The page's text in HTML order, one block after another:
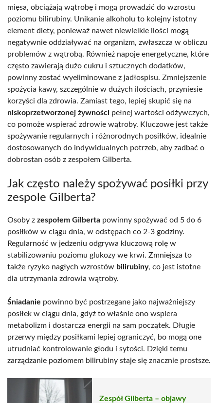
mięsa, obciążają wątrobę i mogą prowadzić do wzrostu
poziomu bilirubiny. Unikanie alkoholu to kolejny istotny
element diety, ponieważ nawet niewielkie ilości mogą
negatywnie oddziaływać na organizm, zwłaszcza w obliczu
problemów z wątrobą. Również napoje energetyczne, które
często zawierają dużo cukru i sztucznych dodatków,
powinny zostać wyeliminowane z jadłospisu. Zmniejszenie
spożycia kawy, szczególnie w dużych ilościach, przyniesie
korzyści dla zdrowia. Zamiast tego, lepiej skupić się na
niskoprzetworzonej żywności pełnej wartości odżywczych,
co pomoże wspierać zdrowie wątroby. Kluczowe jest także
spożywanie regularnych i różnorodnych posiłków, idealnie
dostosowanych do indywidualnych potrzeb, aby zadbać o
dobrostan osób z zespołem Gilberta.
Jak często należy spożywać posiłki przy
zespole Gilberta?
Osoby z zespołem Gilberta powinny spożywać od 5 do 6
posiłków w ciągu dnia, w odstępach co 2-3 godziny.
Regularność w jedzeniu odgrywa kluczową rolę w
stabilizowaniu poziomu glukozy we krwi. Zmniejsza to
także ryzyko nagłych wzrostów bilirubiny, co jest istotne
dla utrzymania zdrowia wątroby.
Śniadanie powinno być postrzegane jako najważniejszy
posiłek w ciągu dnia, gdyż to właśnie ono wspiera
metabolizm i dostarcza energii na sam początek. Długie
przerwy między posiłkami lepiej ograniczyć, bo mogą one
utrudniać kontrolowanie głodu i sytości. Dzięki temu
zarządzanie poziomem bilirubiny staje się znacznie prostsze.
Zespół Gilberta – objawy